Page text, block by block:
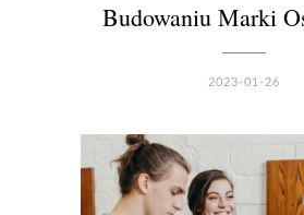
Budowaniu Marki
2023-01-26